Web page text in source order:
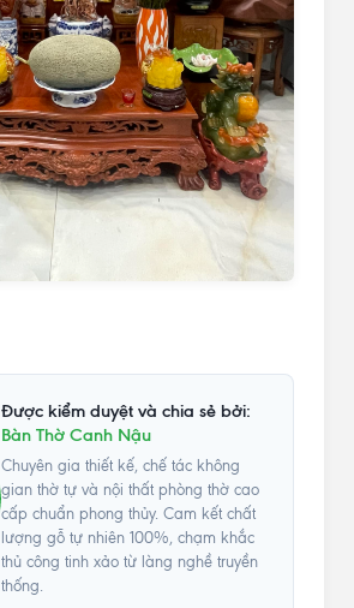
Được kiểm duyệt và chia sẻ bởi:
Bàn Thờ Canh Nậu
Chuyên gia thiết kế, chế tác không
gian thờ tự và nội thất phòng thờ cao
cấp chuẩn phong thủy. Cam kết chất
lượng gỗ tự nhiên 100%, chạm khắc
thủ công tinh xảo từ làng nghề truyền
thống.